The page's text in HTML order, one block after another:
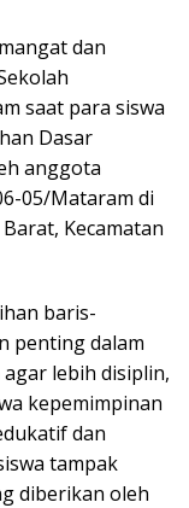
dan
saat para siswa
Dasar
anggota
05/Mataram di
Kecamatan
baris-
penting dalam
lebih disiplin,
kepemimpinan
dan
tampak
diberikan oleh